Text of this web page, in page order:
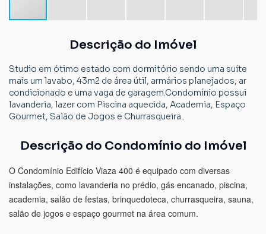
Descrição do Imóvel
Studio em ótimo estado com dormitório sendo uma suíte
mais um lavabo, 43m2 de área útil, armários planejados, ar
condicionado e uma vaga de garagem.Condomínio possui
lavanderia, lazer com Piscina aquecida, Academia, Espaço
Gourmet, Salão de Jogos e Churrasqueira..
Descrição do Condomínio do Imóvel
O Condomínio Edifício Viaza 400 é equipado com diversas
instalações, como lavanderia no prédio, gás encanado, piscina,
academia, salão de festas, brinquedoteca, churrasqueira, sauna,
salão de jogos e espaço gourmet na área comum.